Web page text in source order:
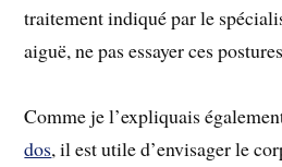
traitement indiqué par le
aiguë, ne pas essayer ces
Comme je l’expliquais
dos, il est utile d’envisager le